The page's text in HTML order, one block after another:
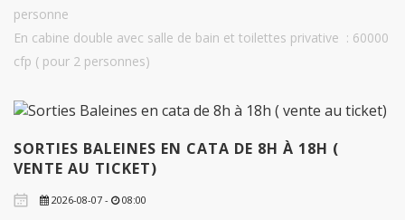
personne
En cabine double avec salle de bain et toilettes privative : 60000
cfp ( pour 2 personnes)
SORTIES BALEINES EN CATA DE 8H À 18H (
VENTE AU TICKET)
2026-08-07 - 08:00